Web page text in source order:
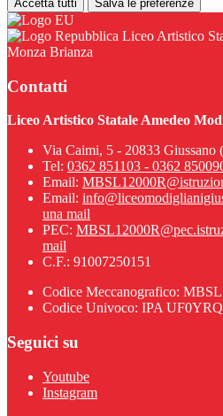
Accetta tutti Salva le preferenze
Liceo Artistico
Monza Brianza
Contatti
Liceo Artistico Statale Amedeo
Via Caimi, 5 - 20833 Giussano
Tel: 0362 851103 - 0362
Email:
Email:
una mail
PEC:
mail
C.F.: 91007250151
Codice Meccanografico:
Codice Univoco: IPA UF0YRQ
Seguici su
Youtube
Instagram